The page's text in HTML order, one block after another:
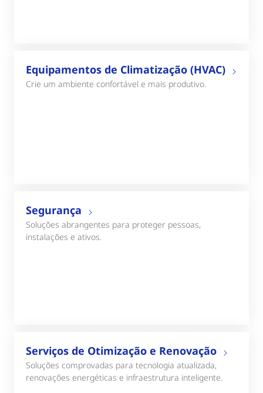
Equipamentos de Climatização (HVAC)
Crie um ambiente confortável e mais produtivo.
Segurança
Soluções abrangentes para proteger pessoas,
instalações e ativos.
Serviços de Otimização e Renovação
Soluções comprovadas para tecnologia atualizada,
renovações energéticas e infraestrutura inteligente.